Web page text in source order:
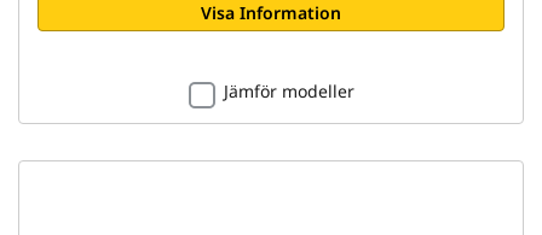
Visa Information
Jämför modeller